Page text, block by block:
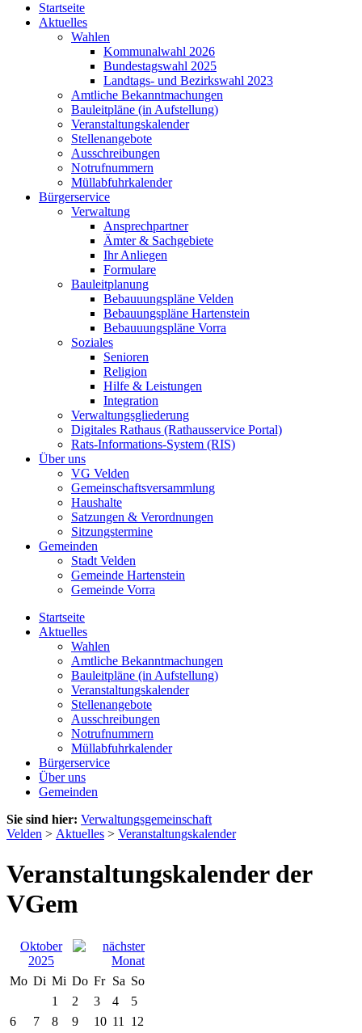
Startseite
Aktuelles
Wahlen
Kommunalwahl 2026
Bundestagswahl 2025
Landtags- und Bezirkswahl 2023
Amtliche Bekanntmachungen
Bauleitpläne (in Aufstellung)
Veranstaltungskalender
Stellenangebote
Ausschreibungen
Notrufnummern
Müllabfuhrkalender
Bürgerservice
Verwaltung
Ansprechpartner
Ämter & Sachgebiete
Ihr Anliegen
Formulare
Bauleitplanung
Bebauuungspläne Velden
Bebauungspläne Hartenstein
Bebauuungspläne Vorra
Soziales
Senioren
Religion
Hilfe & Leistungen
Integration
Verwaltungsgliederung
Digitales Rathaus (Rathausservice Portal)
Rats-Informations-System (RIS)
Über uns
VG Velden
Gemeinschaftsversammlung
Haushalte
Satzungen & Verordnungen
Sitzungstermine
Gemeinden
Stadt Velden
Gemeinde Hartenstein
Gemeinde Vorra
Startseite
Aktuelles
Wahlen
Amtliche Bekanntmachungen
Bauleitpläne (in Aufstellung)
Veranstaltungskalender
Stellenangebote
Ausschreibungen
Notrufnummern
Müllabfuhrkalender
Bürgerservice
Über uns
Gemeinden
Sie sind hier: Verwaltungsgemeinschaft
Velden > Aktuelles > Veranstaltungskalender
Veranstaltungskalender der
VGem
Oktober
2025
Mo Di Mi Do Fr Sa So
1
2 3 4
5
6
7 8 9 10 11
12